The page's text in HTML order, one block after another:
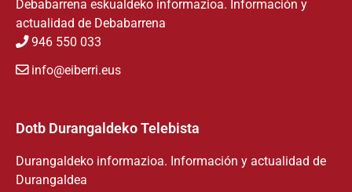
Debabarrena eskualdeko informazioa. Información y
actualidad de Debabarrena
946 550 033
info@eiberri.eus
Dotb Durangaldeko Telebista
Durangaldeko informazioa. Información y actualidad de
Durangaldea